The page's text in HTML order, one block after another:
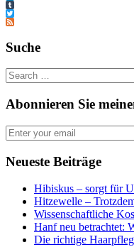
LinkedIn
Tumblr
Twitter
Feed
Suche
Abonnieren Sie
Neueste Beiträge
Hibiskus – sorgt für
Hitzewelle –
Wissenschaftliche
Hanf neu betrachtet:
Die richtige